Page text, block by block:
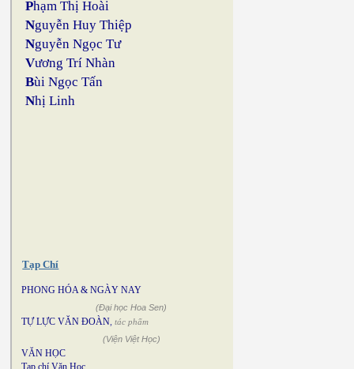
Phạm Thị Hoài
Nguyễn Huy Thiệp
Nguyễn Ngọc Tư
Vương Trí Nhàn
Bùi Ngọc Tấn
Nhị Linh
Tạp Chí
PHONG HÓA & NGÀY NAY
(Đại học Hoa Sen)
TỰ LỰC VĂN ĐOÀN, tác phẩm
(Viện Việt Học)
VĂN HỌC
Tạp chí Văn Học